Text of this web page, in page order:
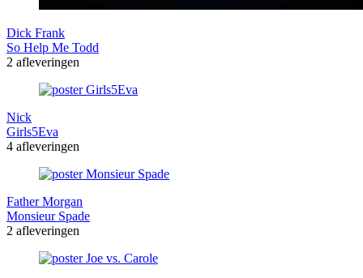
Dick Frank
So Help Me Todd
2 afleveringen
Nick
Girls5Eva
4 afleveringen
Father Morgan
Monsieur Spade
2 afleveringen